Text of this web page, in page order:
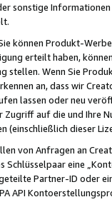
sonstige
können Produkt-
erteilt haben,
stellen. Wenn Sie
an, dass wir
lassen oder neu
auf die und Ihre
(einschließlich dieser
von Anfragen an
Schlüsselpaar eine
Partner-ID oder
API